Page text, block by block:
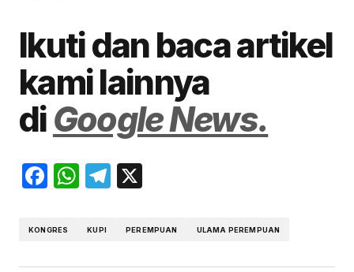
Ikuti dan baca artikel
kami lainnya
diGoogle News.
Facebook
WhatsApp
Telegram
KONGRES KUPI PEREMPUAN ULAMA PEREMPUAN